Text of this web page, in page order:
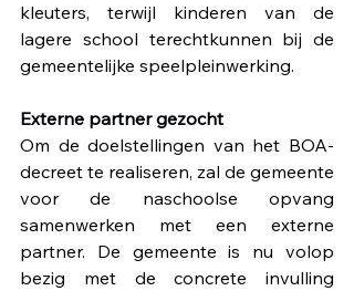
kleuters, terwijl kinderen van de
lagere school terechtkunnen bij de
gemeentelijke speelpleinwerking.
Externe partner gezocht
Om de doelstellingen van het BOA-
decreet te realiseren, zal de gemeente
voor de naschoolse opvang
samenwerken met een externe
partner. De gemeente is nu volop
bezig met de concrete invulling